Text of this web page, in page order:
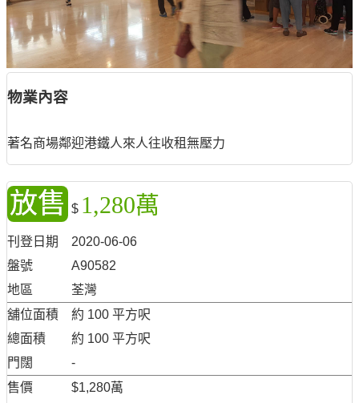
物業內容
著名商場鄰迎港鐵人來人往收租無壓力
放售 $ 1,280萬
刊登日期
2020-06-06
盤號
A90582
地區
荃灣
舖位面積
約 100 平方呎
總面積
約 100 平方呎
門闊
-
售價
$1,280萬